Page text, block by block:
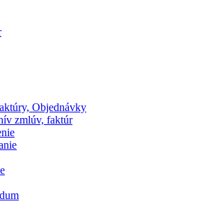
Objednávky
zmlúv, faktúr